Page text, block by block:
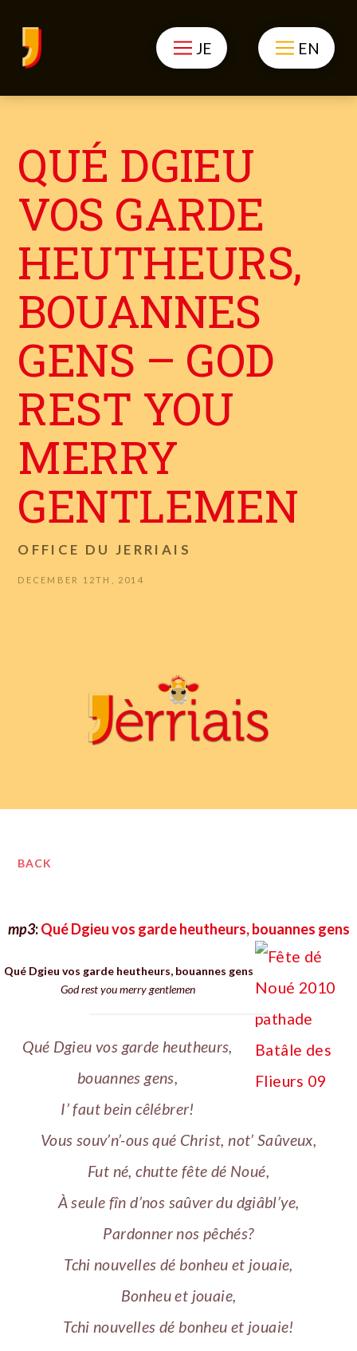
JE EN
QUÉ DGIEU
VOS GARDE
HEUTHEURS,
BOUANNES
GENS – GOD
REST YOU
MERRY
GENTLEMEN
OFFICE DU JERRIAIS
DECEMBER 12TH, 2014
BACK
mp3:Qué Dgieu vos garde heutheurs, bouannes gens
Qué Dgieu vos garde heutheurs, bouannes gens
God rest you merry gentlemen
Qué Dgieu vos garde heutheurs,
bouannes gens,
I’ faut bein cêlébrer!
Vous souv’n’-ous qué Christ, not’ Saûveux,
Fut né, chutte fête dé Noué,
À seule fîn d’nos saûver du dgiâbl’ye,
Pardonner nos pêchés?
Tchi nouvelles dé bonheu et jouaie,
Bonheu et jouaie,
Tchi nouvelles dé bonheu et jouaie!